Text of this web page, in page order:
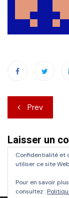
de
l’article
Prev
Laisser un
Vous devez
Confidentialité et
utiliser ce site
Pour en savoir
consultez :